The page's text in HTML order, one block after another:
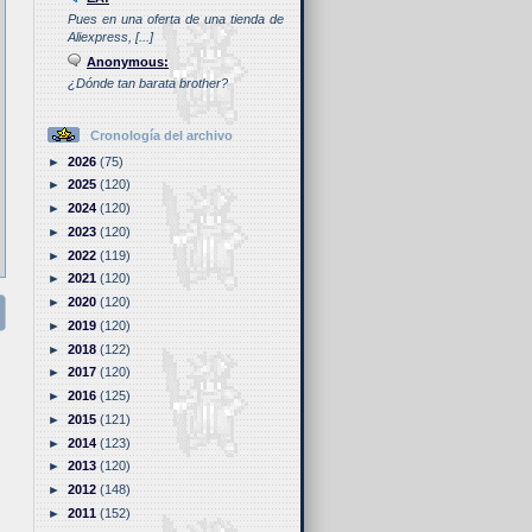
Pues en una oferta de una tienda de
Aliexpress, [...]
Anonymous:
¿Dónde tan barata brother?
Cronología del archivo
►2026(75)
►2025(120)
►2024(120)
►2023(120)
►2022(119)
►2021(120)
►2020(120)
►2019(120)
►2018(122)
►2017(120)
►2016(125)
►2015(121)
►2014(123)
►2013(120)
►2012(148)
►2011(152)